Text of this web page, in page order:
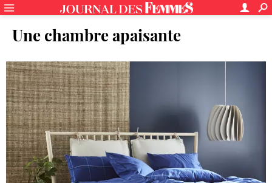
Une chambre apaisante